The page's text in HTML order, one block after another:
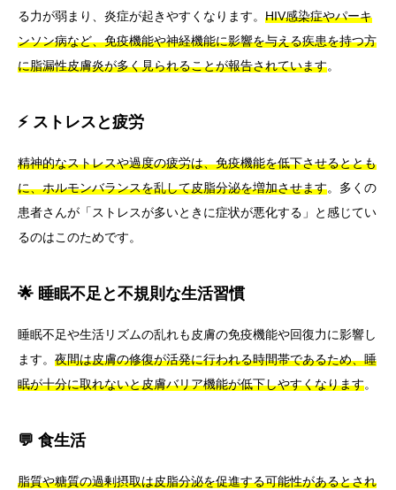
る力が弱まり、炎症が起きやすくなります。 HIV感染症やパーキ
ンソン病など、免疫機能や神経機能に影響を与える疾患を持つ方
に脂漏性皮膚炎が多く見られることが報告されています。
⚡ ストレスと疲労
精神的なストレスや過度の疲労は、免疫機能を低下させるととも
に、ホルモンバランスを乱して皮脂分泌を増加させます。多くの
患者さんが「ストレスが多いときに症状が悪化する」と感じてい
るのはこのためです。
🌟 睡眠不足と不規則な生活習慣
睡眠不足や生活リズムの乱れも皮膚の免疫機能や回復力に影響し
ます。 夜間は皮膚の修復が活発に行われる時間帯であるため、睡
眠が十分に取れないと皮膚バリア機能が低下しやすくなります。
💬 食生活
脂質や糖質の過剰摂取は皮脂分泌を促進する可能性があるとされ